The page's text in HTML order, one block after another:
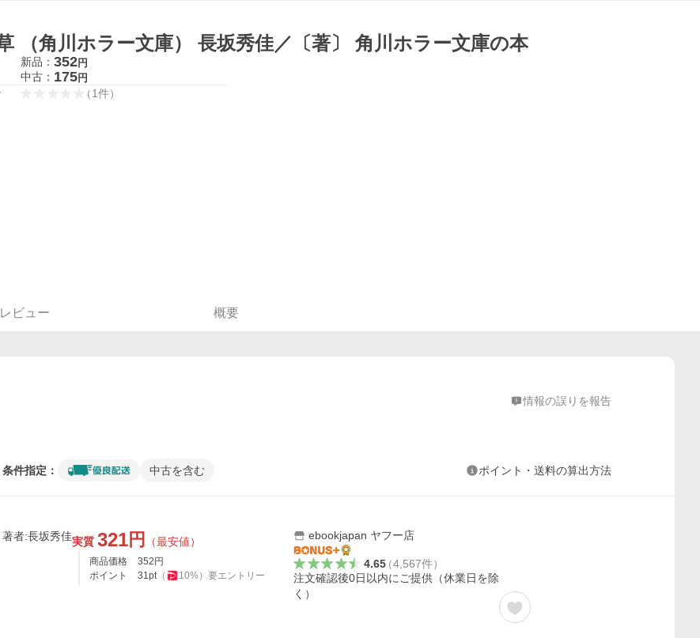
（角川ホラー文庫） 長坂秀佳／〔著〕 角川ホラー文庫の本
新品： 352円
中古： 175円
（1件）
レビュー 概要
情報の誤りを報告
条件指定： 中古を含む ポイント・送料の算出方法
者:長坂秀佳実質 321円 （最安値）
商品価格 352 円
ポイント
31pt（ 10%） 要エントリー
ebookjapan ヤフー店
4.65（4,567件）
注文確認後0日以内にご提供（休業日を除
く）